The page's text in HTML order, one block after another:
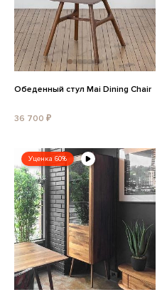
Обеденный стул Mai Dining Chair
36 700 ₽
Уценка 60%